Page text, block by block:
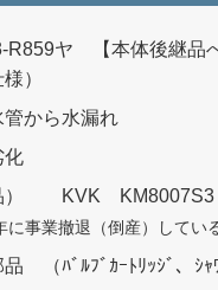
ヤ 【本体後継品
）
から水漏れ
化
品） KVK KM8007S3
に事業撤退（倒産）してい
品 （ﾊﾞﾙﾌﾞｶｰﾄﾘｯｼﾞ